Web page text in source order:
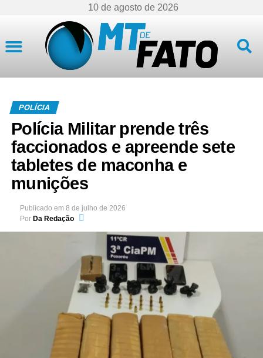
10 de agosto de 2026
POLÍCIA
Polícia Militar prende três
faccionados e apreende sete
tabletes de maconha e
munições
Publicado em 8 de julho de 2026
Por Da Redação